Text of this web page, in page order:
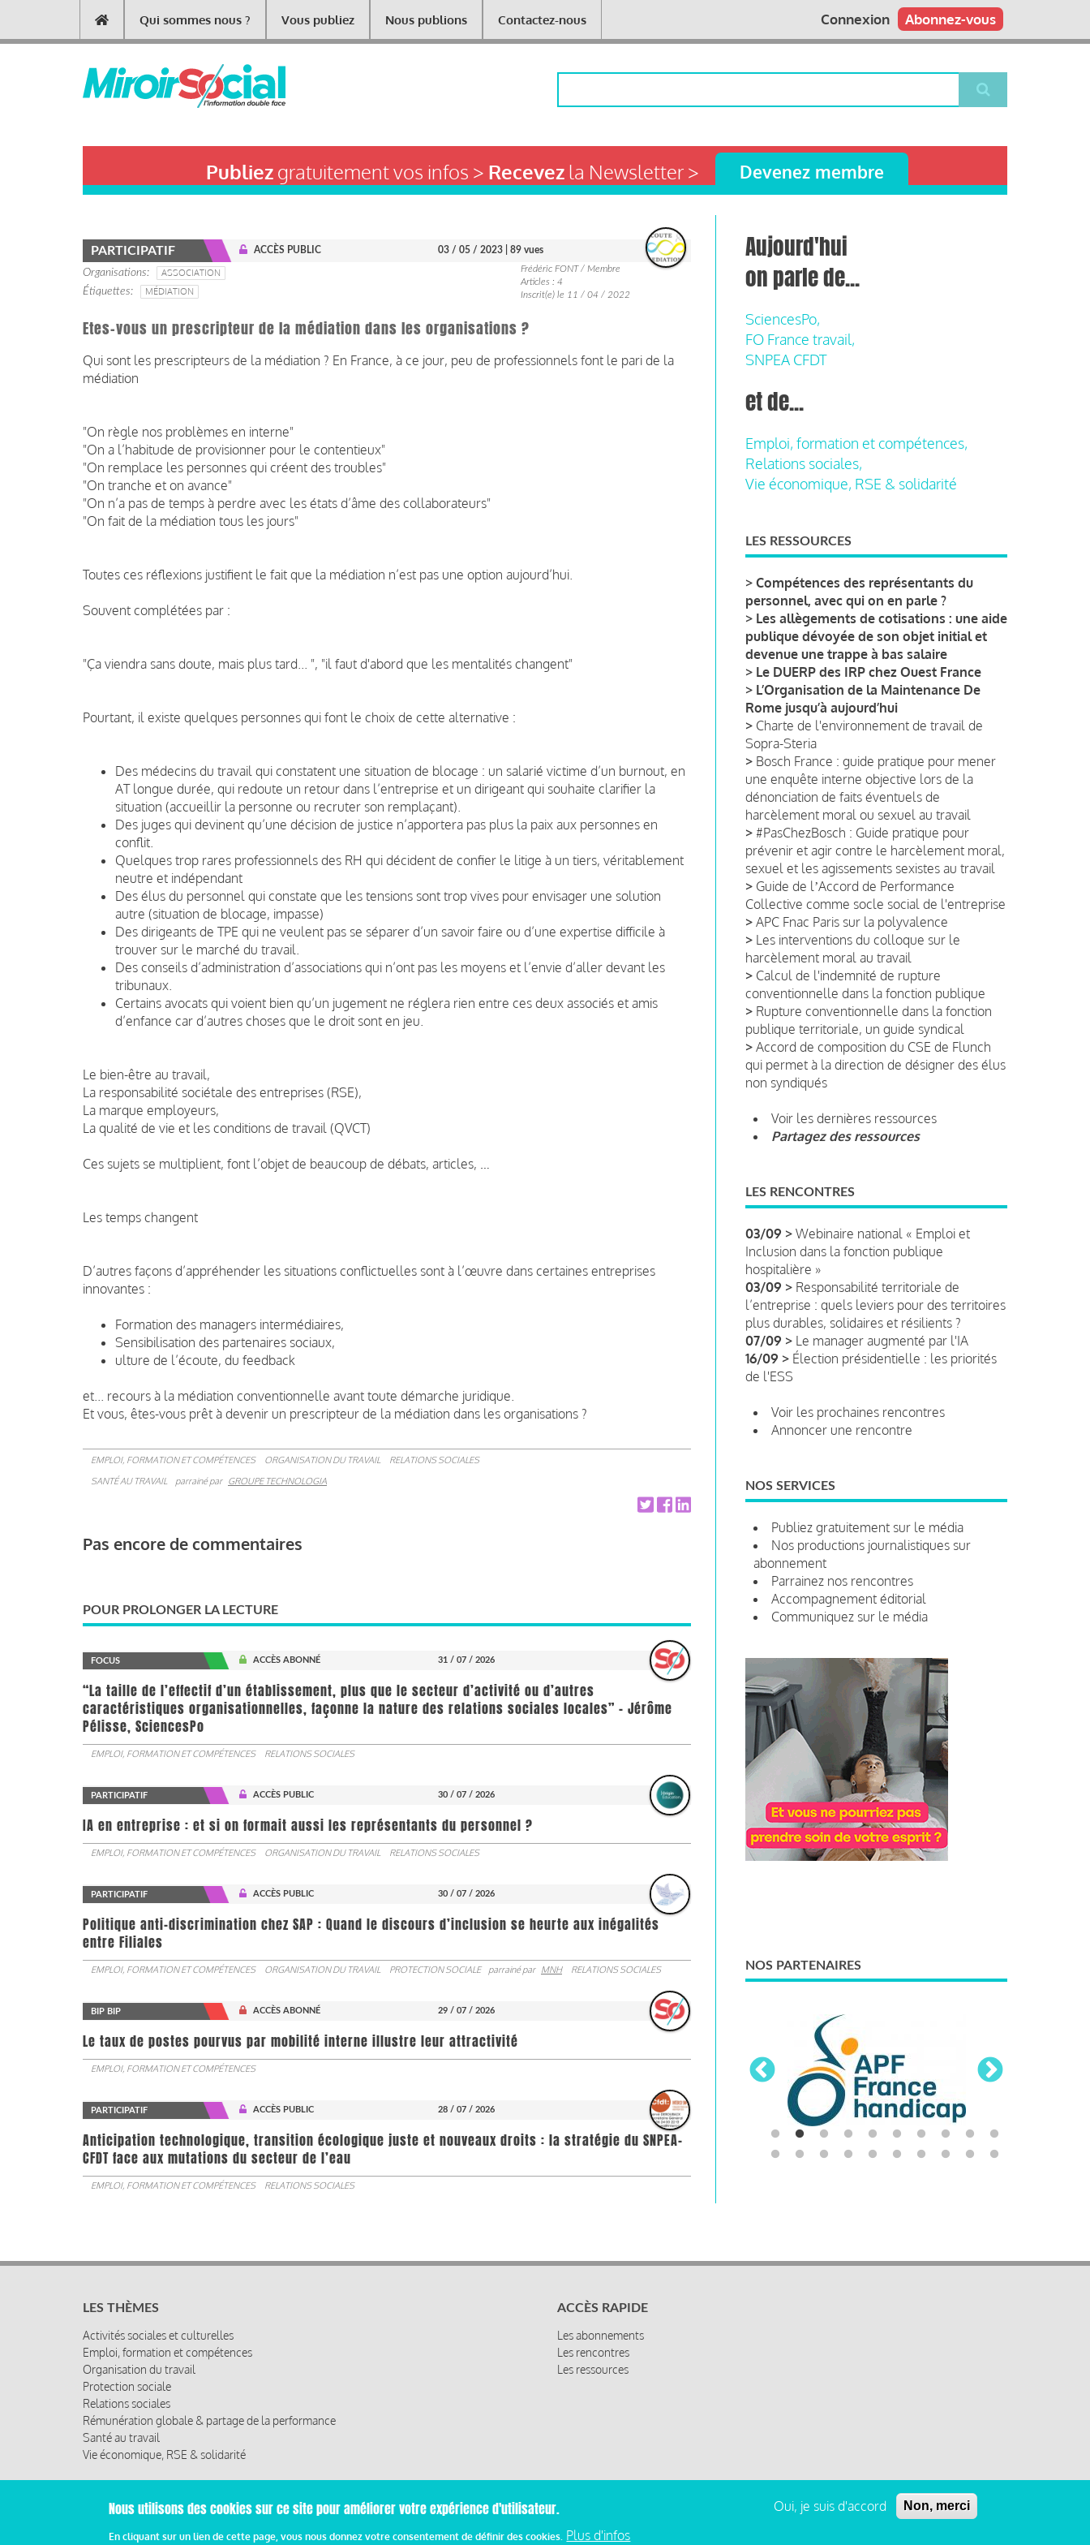
contenu
Main
navigation
Qui sommes nous ? Vous publiez Nous publions Contactez-nous Abonnez-vous
Connexion
Publiezgratuitement vos infos > Recevezla Newsletter > Devenez membre
PARTICIPATIF ACCÈS PUBLIC 03 / 05 / 2023 | 89 vues
Organisations
ASSOCIATION
Étiquettes
MÉDIATION
Frédéric FONT / Membre
Articles : 4
Inscrit(e) le 11 / 04 / 2022
Etes-vous un prescripteur de la médiation dans les organisations ?
Qui sont les prescripteurs de la médiation ? En France, à ce jour, peu de professionnels font le pari de la
médiation
"On règle nos problèmes en interne"
"On a l’habitude de provisionner pour le contentieux"
"On remplace les personnes qui créent des troubles"
"On tranche et on avance"
"On n’a pas de temps à perdre avec les états d’âme des collaborateurs"
"On fait de la médiation tous les jours"
Toutes ces réflexions justifient le fait que la médiation n’est pas une option aujourd’hui.
Souvent complétées par :
"Ça viendra sans doute, mais plus tard... ", "il faut d'abord que les mentalités changent"
Pourtant, il existe quelques personnes qui font le choix de cette alternative :
Des médecins du travail qui constatent une situation de blocage : un salarié victime d’un burnout, en
AT longue durée, qui redoute un retour dans l’entreprise et un dirigeant qui souhaite clarifier la
situation (accueillir la personne ou recruter son remplaçant).
Des juges qui devinent qu’une décision de justice n’apportera pas plus la paix aux personnes en
conflit.
Quelques trop rares professionnels des RH qui décident de confier le litige à un tiers, véritablement
neutre et indépendant
Des élus du personnel qui constate que les tensions sont trop vives pour envisager une solution
autre (situation de blocage, impasse)
Des dirigeants de TPE qui ne veulent pas se séparer d’un savoir faire ou d’une expertise difficile à
trouver sur le marché du travail.
Des conseils d’administration d’associations qui n’ont pas les moyens et l’envie d’aller devant les
tribunaux.
Certains avocats qui voient bien qu’un jugement ne réglera rien entre ces deux associés et amis
d’enfance car d’autres choses que le droit sont en jeu.
Le bien-être au travail,
La responsabilité sociétale des entreprises (RSE),
La marque employeurs,
La qualité de vie et les conditions de travail (QVCT)
Ces sujets se multiplient, font l’objet de beaucoup de débats, articles, …
Les temps changent
D’autres façons d’appréhender les situations conflictuelles sont à l’œuvre dans certaines entreprises
innovantes :
Formation des managers intermédiaires,
Sensibilisation des partenaires sociaux,
ulture de l’écoute, du feedback
et... recours à la médiation conventionnelle avant toute démarche juridique.
Et vous, êtes-vous prêt à devenir un prescripteur de la médiation dans les organisations ?
EMPLOI, FORMATION ET COMPÉTENCES ORGANISATION DU TRAVAIL
RELATIONS SOCIALES
SANTÉ AU TRAVAIL
parrainé par GROUPE TECHNOLOGIA
Pas encore de commentaires
POUR PROLONGER LA LECTURE
FOCUS ACCÈS ABONNÉ 31 / 07 / 2026
“La taille de l’effectif d’un établissement, plus que le secteur d’activité ou d’autres
caractéristiques organisationnelles, façonne la nature des relations sociales locales” - Jérôme
Pélisse, SciencesPo
EMPLOI, FORMATION ET COMPÉTENCES RELATIONS SOCIALES
PARTICIPATIF ACCÈS PUBLIC 30 / 07 / 2026
IA en entreprise : et si on formait aussi les représentants du personnel ?
EMPLOI, FORMATION ET COMPÉTENCES ORGANISATION DU TRAVAIL RELATIONS SOCIALES
PARTICIPATIF ACCÈS PUBLIC 30 / 07 / 2026
Politique anti-discrimination chez SAP : Quand le discours d’inclusion se heurte aux inégalités
entre Filiales
EMPLOI, FORMATION ET COMPÉTENCES ORGANISATION DU TRAVAIL PROTECTION SOCIALE parrainé par MNH RELATIONS SOCIALES
BIP BIP ACCÈS ABONNÉ 29 / 07 / 2026
Le taux de postes pourvus par mobilité interne illustre leur attractivité
EMPLOI, FORMATION ET COMPÉTENCES
PARTICIPATIF ACCÈS PUBLIC 28 / 07 / 2026
Anticipation technologique, transition écologique juste et nouveaux droits : la stratégie du SNPEA-
CFDT face aux mutations du secteur de l’eau
EMPLOI, FORMATION ET COMPÉTENCES RELATIONS SOCIALES
Aujourd'hui
on parle de...
SciencesPo,
FO France travail,
SNPEA CFDT
et de...
Emploi, formation et compétences,
Relations sociales,
Vie économique, RSE & solidarité
LES RESSOURCES
> Compétences des représentants du
personnel, avec qui on en parle ?
> Les allègements de cotisations : une aide
publique dévoyée de son objet initial et
devenue une trappe à bas salaire
> Le DUERP des IRP chez Ouest France
> L’Organisation de la Maintenance De
Rome jusqu’à aujourd’hui
> Charte de l'environnement de travail de
Sopra-Steria
> Bosch France : guide pratique pour mener
une enquête interne objective lors de la
dénonciation de faits éventuels de
harcèlement moral ou sexuel au travail
> #PasChezBosch : Guide pratique pour
prévenir et agir contre le harcèlement moral,
sexuel et les agissements sexistes au travail
> Guide de lʼAccord de Performance
Collective comme socle social de l'entreprise
> APC Fnac Paris sur la polyvalence
> Les interventions du colloque sur le
harcèlement moral au travail
> Calcul de l'indemnité de rupture
conventionnelle dans la fonction publique
> Rupture conventionnelle dans la fonction
publique territoriale, un guide syndical
> Accord de composition du CSE de Flunch
qui permet à la direction de désigner des élus
non syndiqués
Voir les dernières ressources
Partagez des ressources
LES RENCONTRES
03/09 > Webinaire national « Emploi et
Inclusion dans la fonction publique
hospitalière »
03/09 > Responsabilité territoriale de
l’entreprise : quels leviers pour des territoires
plus durables, solidaires et résilients ?
07/09 > Le manager augmenté par l'IA
16/09 > Élection présidentielle : les priorités
de l'ESS
Voir les prochaines rencontres
Annoncer une rencontre
NOS SERVICES
Publiez gratuitement sur le média
Nos productions journalistiques sur
abonnement
Parrainez nos rencontres
Accompagnement éditorial
Communiquez sur le média
NOS PARTENAIRES
LES THÈMES
Activités sociales et culturelles
Emploi, formation et compétences
Organisation du travail
Protection sociale
Relations sociales
Rémunération globale & partage de la performance
Santé au travail
Vie économique, RSE & solidarité
ACCÈS RAPIDE
Les abonnements
Les rencontres
Les ressources
Mentions légales et condition générale d’utilisation et d’abonnement
Nous utilisons des cookies sur ce site pour améliorer votre expérience d'utilisateur.
En cliquant sur un lien de cette page, vous nous donnez votre consentement de définir des cookies. Plus d'infos
Oui, je suis d'accord Non, merci